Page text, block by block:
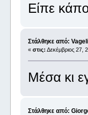
Είπε
Στάλθηκε από:
« στις: Δεκέμβριος 27,
Μέσα κι
Στάλθηκε από: